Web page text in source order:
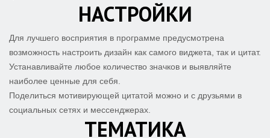
НАСТРОЙКИ
Для лучшего восприятия в программе предусмотрена
возможность настроить дизайн как самого виджета, так и цитат.
Устанавливайте любое количество значков и выявляйте
наиболее ценные для себя.
Поделиться мотивирующей цитатой можно и с друзьями в
социальных сетях и мессенджерах.
ТЕМАТИКА